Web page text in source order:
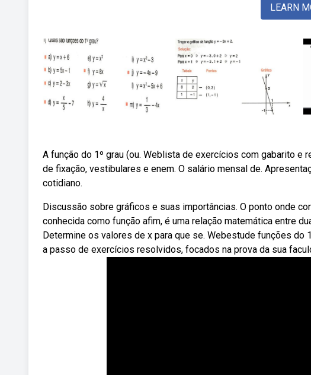
LEARN
A função do 1º grau (ou. Weblista de exercícios com gabarito e
de fixação, vestibulares e enem. O salário mensal de.
cotidiano.
Discussão sobre gráficos e suas importâncias. O ponto onde
conhecida como função afim, é uma relação matemática entre
Determine os valores de x para que se. Webestude funções
a passo de exercícios resolvidos, focados na prova da sua